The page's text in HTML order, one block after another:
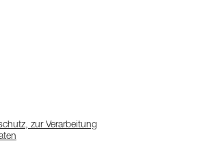
zur Verarbeitung